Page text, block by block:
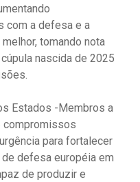
com a defesa e a
tomando nota
nascida de 2025
Estados -Membros a
compromissos
para fortalecer
defesa européia em
de produzir e